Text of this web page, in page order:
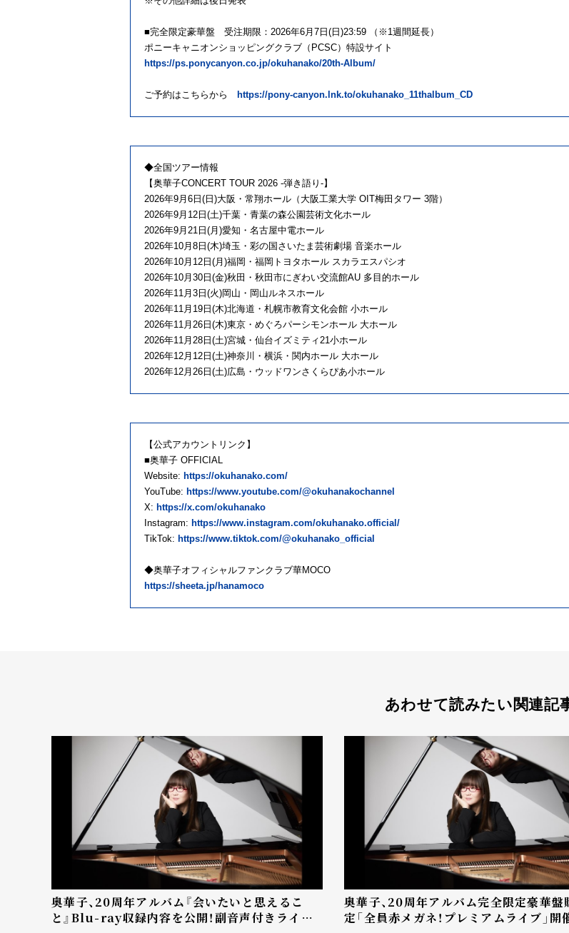
■完全限定豪華盤 受注期限：2026年6月7日(日)23:59 （※1週間延長）
ポニーキャニオンショッピングクラブ（PCSC）特設サイト
https://ps.ponycanyon.co.jp/okuhanako/20th-Album/
ご予約はこちらから https://pony-canyon.lnk.to/okuhanako_11thalbum_CD
◆全国ツアー情報
【奥華子CONCERT TOUR 2026 -弾き語り-】
2026年9月6日(日)大阪・常翔ホール（大阪工業大学 OIT梅田タワー 3階）
2026年9月12日(土)千葉・青葉の森公園芸術文化ホール
2026年9月21日(月)愛知・名古屋中電ホール
2026年10月8日(木)埼玉・彩の国さいたま芸術劇場 音楽ホール
2026年10月12日(月)福岡・福岡トヨタホール スカラエスパシオ
2026年10月30日(金)秋田・秋⽥市にぎわい交流館AU 多⽬的ホール
2026年11月3日(火)岡山・岡山ルネスホール
2026年11月19日(木)北海道・札幌市教育文化会館 小ホール
2026年11月26日(木)東京・めぐろパーシモンホール 大ホール
2026年11月28日(土)宮城・仙台イズミティ21小ホール
2026年12月12日(土)神奈川・横浜・関内ホール 大ホール
2026年12月26日(土)広島・ウッドワンさくらぴあ小ホール
【公式アカウントリンク】
■奥華子 OFFICIAL
Website: https://okuhanako.com/
YouTube: https://www.youtube.com/@okuhanakochannel
X: https://x.com/okuhanako
Instagram: https://www.instagram.com/okuhanako.official/
TikTok: https://www.tiktok.com/@okuhanako_official
◆奥華子オフィシャルファンクラブ華MOCO
https://sheeta.jp/hanamoco
あわせて読みたい関連記
奥華子、20周年アルバム『会いたいと思えるこ
と』Blu-ray収録内容を公開！副音声付きライブ
奥華子、20周年アルバム完全限定豪華盤
定「全員赤メガネ！プレミアムライブ」開